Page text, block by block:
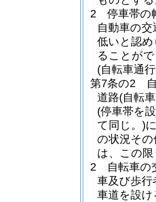
2
停車帯の
自動車の
低いと認
ることが
(自転車通
第7条の2
道路(自転
(停車帯を
て同じ。)
の状況そ
は、この
2
自転車の
車及び歩
車道を設